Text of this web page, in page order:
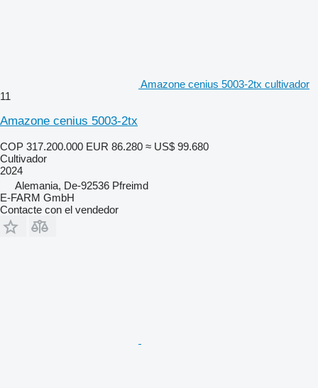
Amazone cenius 5003-2tx cultivador
11
Amazone cenius 5003-2tx
COP 317.200.000 EUR 86.280 ≈ US$ 99.680
Cultivador
2024
Alemania, De-92536 Pfreimd
E-FARM GmbH
Contacte con el vendedor